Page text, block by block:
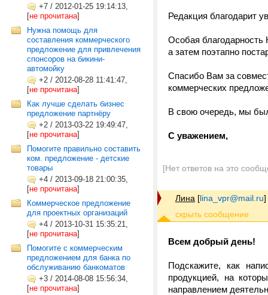
+7 / 2012-01-25 19:14:13,
[не прочитана]
Нужна помощь для
составления коммерческого
предложение для привлечения
спонсоров на бикини-
автомойку
+2 / 2012-08-28 11:41:47,
[не прочитана]
Как лучше сделать бизнес
предложение партнёру
+2 / 2013-03-22 19:49:47,
[не прочитана]
Помогите правильно составить
ком. предложение - детские
товары
+4 / 2013-09-18 21:00:35,
[не прочитана]
Коммерческое предложение
для проектных организаций
+4 / 2013-10-31 15:35:21,
[не прочитана]
Помогите с коммерческим
предложением для банка по
обслуживанию банкоматов
+3 / 2014-08-08 15:56:34,
[не прочитана]
Редакция благодарит
Особая благодарность
а затем поэтапно
Спасибо Вам за
коммерческих
В свою очередь, мы
С уважением,
[Нет ответов на это
Лина [lina_vpr@mail.ru]
Всем добрый день!
Подскажите, как
продукцией, на
направлением